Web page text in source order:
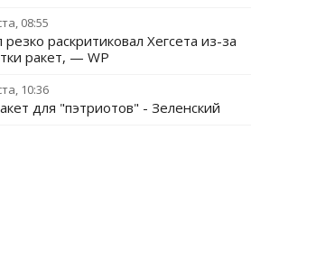
08:55
резко раскритиковал Хегсета из-за
ракет, — WP
10:36
для "пэтриотов" - Зеленский